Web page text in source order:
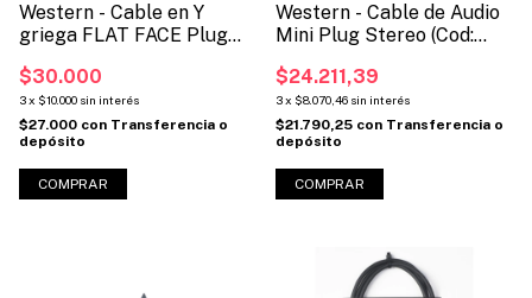
Western - Cable en Y
griega FLAT FACE Plug
1/4 (Código: TRS2PFF5)
$30.000
3x $10.000 sin interés
$27.000 con Transferencia o
depósito
Western - Cable de Audio
Mini Plug Stereo (Cod:
$24.211,39
3x $8.070,46 sin interés
$21.790,25 con Transferencia o
depósito
COMPRAR